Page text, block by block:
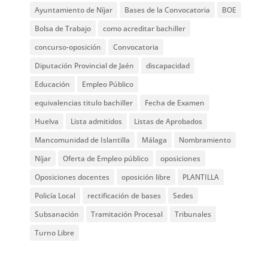
Ayuntamiento de Níjar
Bases de la Convocatoria
BOE
Bolsa de Trabajo
como acreditar bachiller
concurso-oposición
Convocatoria
Diputación Provincial de Jaén
discapacidad
Educación
Empleo Público
equivalencias titulo bachiller
Fecha de Examen
Huelva
Lista admitidos
Listas de Aprobados
Mancomunidad de Islantilla
Málaga
Nombramiento
Níjar
Oferta de Empleo público
oposiciones
Oposiciones docentes
oposición libre
PLANTILLA
Policía Local
rectificación de bases
Sedes
Subsanación
Tramitación Procesal
Tribunales
Turno Libre